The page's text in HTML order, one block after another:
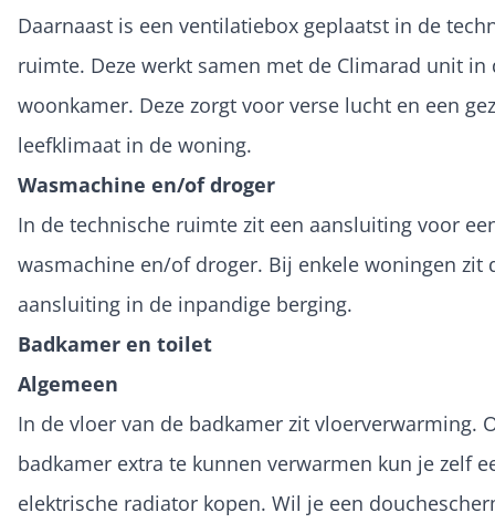
Daarnaast is een ventilatiebox geplaatst in de
ruimte. Deze werkt samen met de Climarad unit in
woonkamer. Deze zorgt voor verse lucht en een
leefklimaat in de woning.
Wasmachine en/of droger
In de technische ruimte zit een aansluiting voor
wasmachine en/of droger. Bij enkele woningen zit
aansluiting in de inpandige berging.
Badkamer en toilet
Algemeen
In de vloer van de badkamer zit vloerverwarming.
badkamer extra te kunnen verwarmen kun je zelf
elektrische radiator kopen. Wil je een